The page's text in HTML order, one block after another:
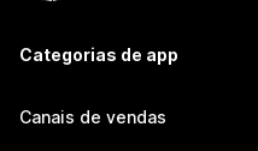
Categorias de app
Canais de vendas